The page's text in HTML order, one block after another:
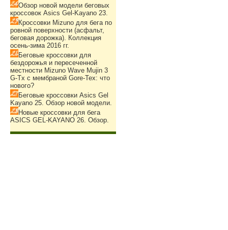
Обзор новой модели беговых
кроссовок Asics Gel-Kayano 23.
Кроссовки Mizuno для бега по
ровной поверхности (асфальт,
беговая дорожка). Коллекция
осень-зима 2016 гг.
Беговые кроссовки для
бездорожья и пересеченной
местности Mizuno Wave Mujin 3
G-Tx с мембраной Gore-Tex: что
нового?
Беговые кроссовки Asics Gel
Kayano 25. Обзор новой модели.
Новые кроссовки для бега
ASICS GEL-KAYANO 26. Обзор.